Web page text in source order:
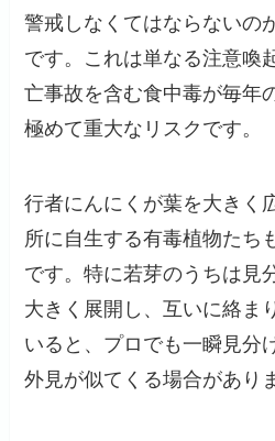
警戒しなくてはならないの
です。これは単なる注意喚
亡事故を含む食中毒が毎年
極めて重大なリスクです。
行者にんにくが葉を大きく
所に自生する有毒植物たち
です。特に若芽のうちは見
大きく展開し、互いに絡ま
いると、プロでも一瞬見分
外見が似てくる場合があり